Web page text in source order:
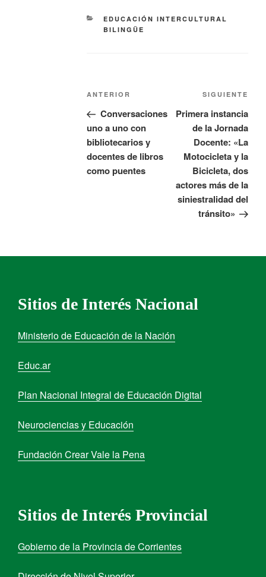
EDUCACIÓN INTERCULTURAL
BILINGÜE
ANTERIOR
Conversaciones
uno a uno con
bibliotecarios y
docentes de libros
como puentes
SIGUIENTE
Primera instancia
de la Jornada
Docente: «La
Motocicleta y la
Bicicleta, dos
actores más de la
siniestralidad del
tránsito»
Sitios de Interés Nacional
Ministerio de Educación de la Nación
Educ.ar
Plan Nacional Integral de Educación Digital
Neurociencias y Educación
Fundación Crear Vale la Pena
Sitios de Interés Provincial
Gobierno de la Provincia de Corrientes